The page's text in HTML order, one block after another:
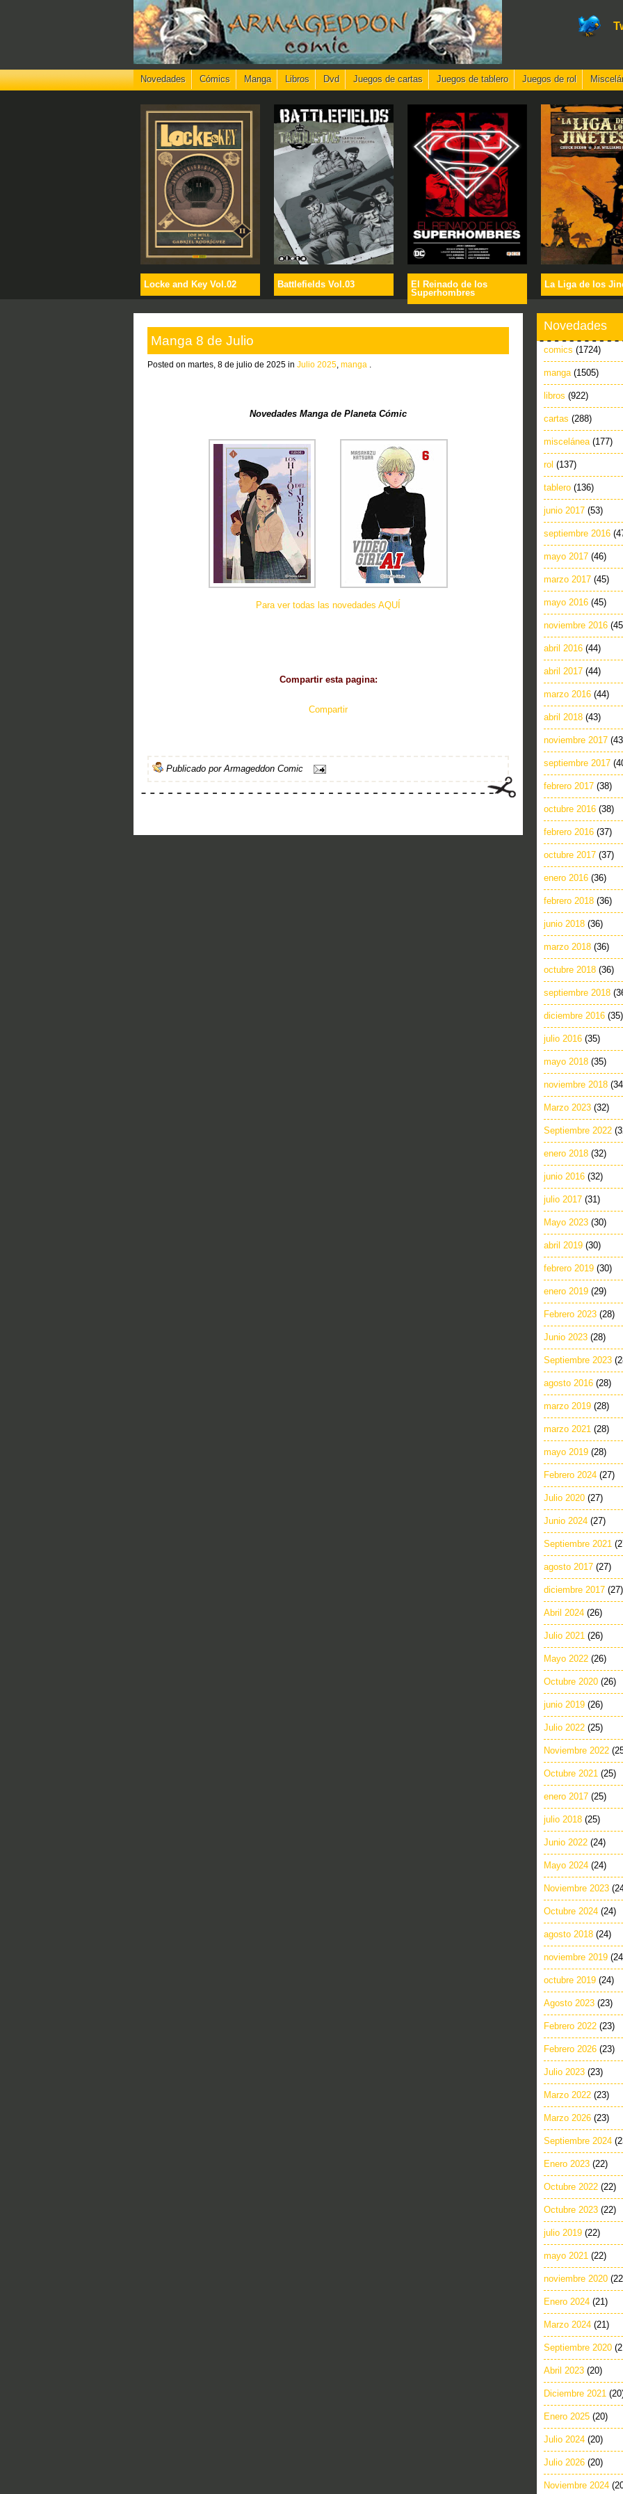
Novedades Cómics Manga Libros Dvd Juegos de cartas Juegos de tablero Juegos de rol
Locke and Key Vol.02 Battlefields Vol.03
El Reinado de los
Superhombres
La Liga de los
Manga 8 de Julio
Posted on martes, 8 de julio de 2025 in Julio 2025 manga
Novedades Manga de Planeta Cómic
Para ver todas las novedades AQUÍ
Compartir esta pagina:
Compartir
Publicado porArmageddon Comic
Novedades
comics (1724)
manga (1505)
libros (922)
cartas (288)
miscelánea (177)
rol (137)
tablero (136)
junio 2017 (53)
septiembre 2016
mayo 2017 (46)
marzo 2017 (45)
mayo 2016 (45)
noviembre 2016
abril 2016 (44)
abril 2017 (44)
marzo 2016 (44)
abril 2018 (43)
noviembre 2017
septiembre 2017
febrero 2017 (38)
octubre 2016 (38)
febrero 2016 (37)
octubre 2017 (37)
enero 2016 (36)
febrero 2018 (36)
junio 2018 (36)
marzo 2018 (36)
octubre 2018 (36)
septiembre 2018
diciembre 2016 (35)
julio 2016 (35)
mayo 2018 (35)
noviembre 2018
Marzo 2023 (32)
Septiembre 2022
enero 2018 (32)
junio 2016 (32)
julio 2017 (31)
Mayo 2023 (30)
abril 2019 (30)
febrero 2019 (30)
enero 2019 (29)
Febrero 2023 (28)
Junio 2023 (28)
Septiembre 2023
agosto 2016 (28)
marzo 2019 (28)
marzo 2021 (28)
mayo 2019 (28)
Febrero 2024 (27)
Julio 2020 (27)
Junio 2024 (27)
Septiembre 2021
agosto 2017 (27)
diciembre 2017 (27)
Abril 2024 (26)
Julio 2021 (26)
Mayo 2022 (26)
Octubre 2020 (26)
junio 2019 (26)
Julio 2022 (25)
Noviembre 2022
Octubre 2021 (25)
enero 2017 (25)
julio 2018 (25)
Junio 2022 (24)
Mayo 2024 (24)
Noviembre 2023
Octubre 2024 (24)
agosto 2018 (24)
noviembre 2019
octubre 2019 (24)
Agosto 2023 (23)
Febrero 2022 (23)
Febrero 2026 (23)
Julio 2023 (23)
Marzo 2022 (23)
Marzo 2026 (23)
Septiembre 2024
Enero 2023 (22)
Octubre 2022 (22)
Octubre 2023 (22)
julio 2019 (22)
mayo 2021 (22)
noviembre 2020
Enero 2024 (21)
Marzo 2024 (21)
Septiembre 2020
Abril 2023 (20)
Diciembre 2021
Enero 2025 (20)
Julio 2024 (20)
Julio 2026 (20)
Noviembre 2024